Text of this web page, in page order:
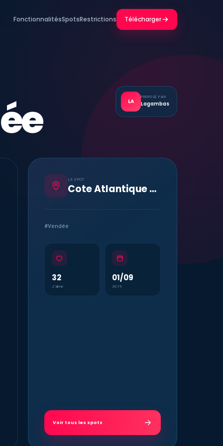
FonctionnalitésSpotsRestrictions Télécharger
LA
PROPOSÉ PAR
Lagambas
LE SPOT
Cote Atlantique - Vendée
#Vendée
32
J’aime
01/09
2019
Voir tous les spots